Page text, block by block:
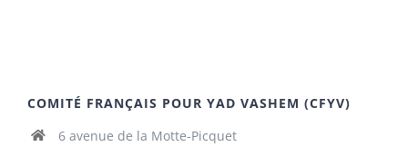
COMITÉ FRANÇAIS POUR YAD VASHEM (CFYV)
6 avenue de la Motte-Picquet